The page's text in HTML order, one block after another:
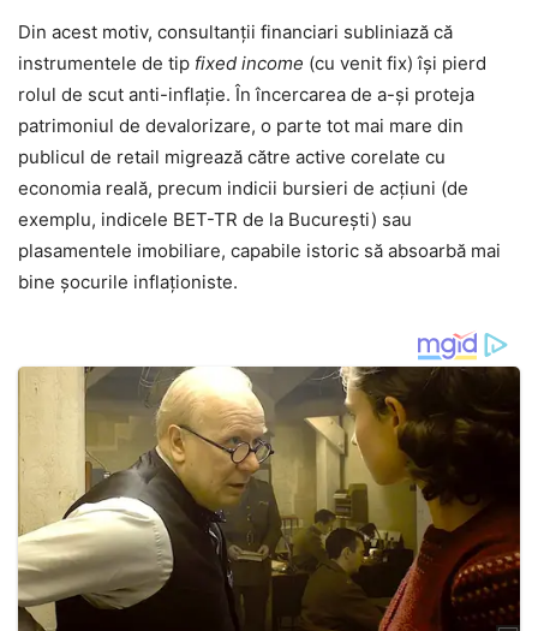
Din acest motiv, consultanții financiari subliniază că
instrumentele de tip fixed income (cu venit fix) își pierd
rolul de scut anti-inflație. În încercarea de a-și proteja
patrimoniul de devalorizare, o parte tot mai mare din
publicul de retail migrează către active corelate cu
economia reală, precum indicii bursieri de acțiuni (de
exemplu, indicele BET-TR de la București) sau
plasamentele imobiliare, capabile istoric să absoarbă mai
bine șocurile inflaționiste.